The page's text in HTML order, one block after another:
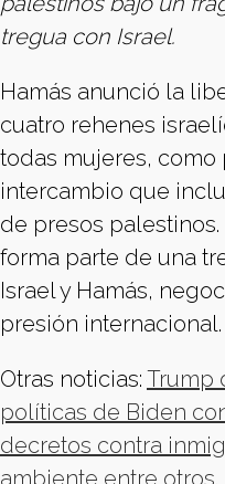
tregua con Israel.
Hamás anunció la
cuatro rehenes
todas mujeres, como
intercambio que
de presos
forma parte de una
Israel y Hamás,
presión internacional.
Otras noticias: Trump
políticas de Biden
decretos contra
ambiente entre otros.